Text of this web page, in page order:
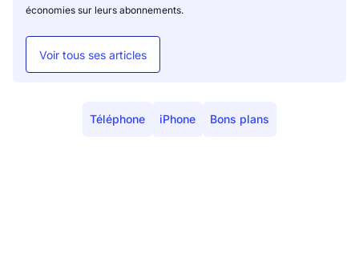
économies sur leurs abonnements.
Voir tous ses articles
Téléphone iPhone Bons plans